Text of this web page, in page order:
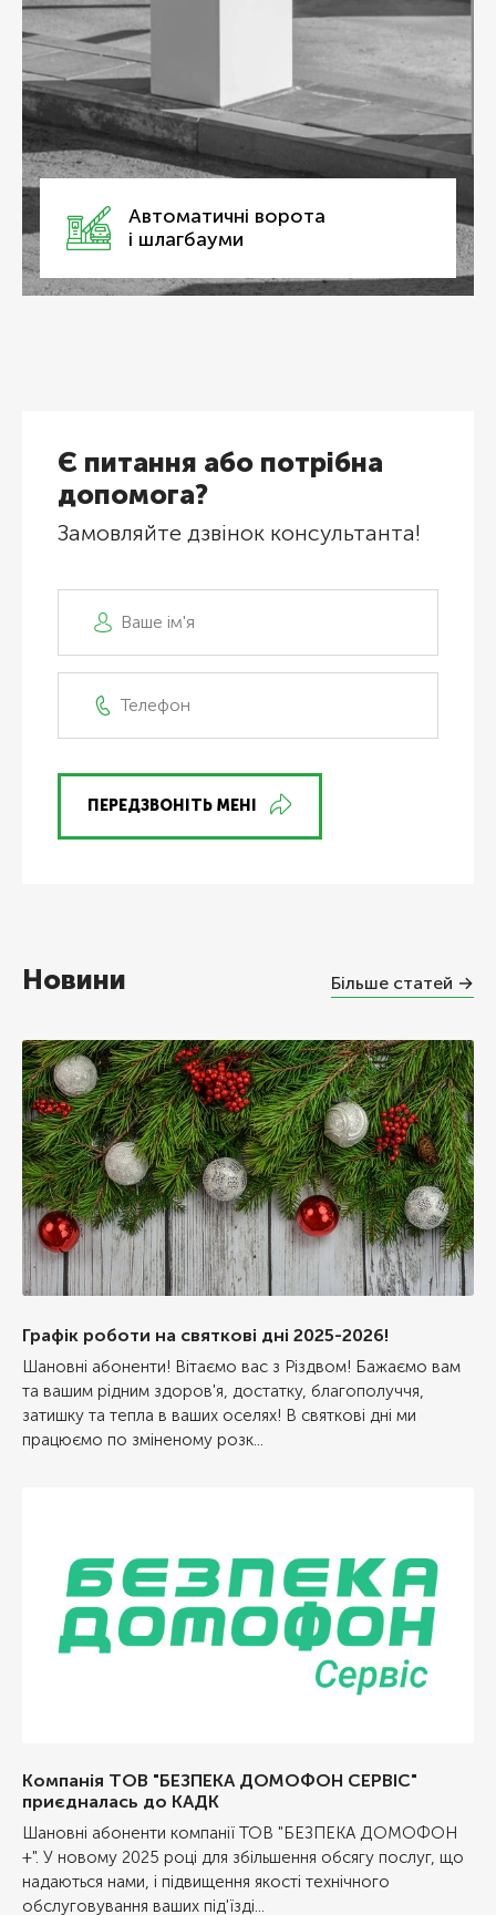
Автома­тичні ворота
і шлагбауми
Є питання або потрібна
допомога?
Замовляйте дзвінок консультанта!
ПЕРЕДЗВОНІТЬ МЕНІ
Новини Більше статей →
Графік роботи на святкові дні 2025-2026!
Шановні абоненти! Вітаємо вас з Різдвом! Бажаємо вам
та вашим рідним здоров'я, достатку, благополуччя,
затишку та тепла в ваших оселях! В святкові дні ми
працюємо по зміненому розк...
Компанія ТОВ "БЕЗПЕКА ДОМОФОН СЕРВІС"
приєдналась до КАДК
Шановні абоненти компанії ТОВ "БЕЗПЕКА ДОМОФОН
+". У новому 2025 році для збільшення обсягу послуг, що
надаються нами, і підвищення якості технічного
обслуговування ваших під'їзді...